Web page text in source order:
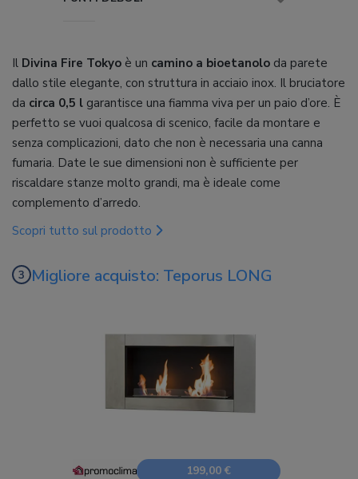
Il Divina Fire Tokyo è un camino a bioetanolo da parete
dallo stile elegante, con struttura in acciaio inox. Il bruciatore
da circa 0,5 l garantisce una fiamma viva per un paio d’ore. È
perfetto se vuoi qualcosa di scenico, facile da montare e
senza complicazioni, dato che non è necessaria una canna
fumaria. Date le sue dimensioni non è sufficiente per
riscaldare stanze molto grandi, ma è ideale come
complemento d’arredo.
Scopri tutto sul prodotto
Migliore acquisto: Teporus LONG
199,00 €